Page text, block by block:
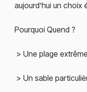
aujourd’hui un choix
Pourquoi Quend ?
> Une plage
> Un sable